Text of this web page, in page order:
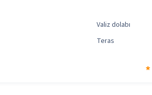
Valiz dolabı
Teras